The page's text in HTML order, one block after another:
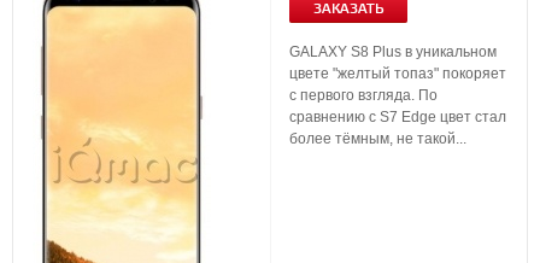
ЗАКАЗАТЬ
GALAXY S8 Plus в уникальном
цвете "желтый топаз" покоряет
с первого взгляда. По
сравнению с S7 Edge цвет стал
более тёмным, не такой...